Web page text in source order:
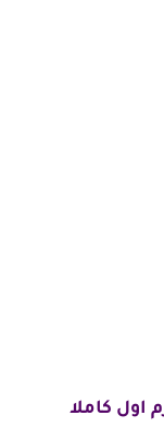
اول كاملا